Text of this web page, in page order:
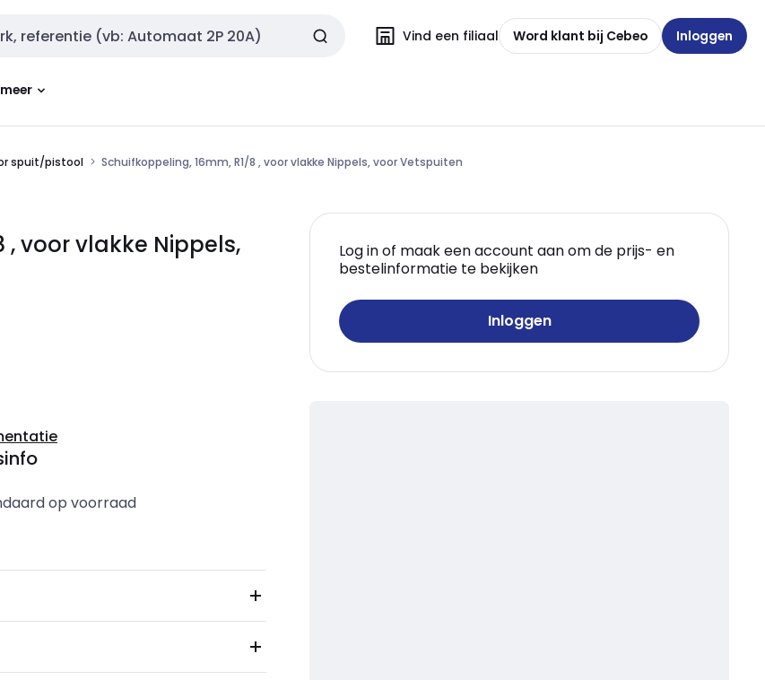
Vind een filiaal Word klant bij Cebeo Inloggen
spuit/pistool Schuifkoppeling, 16mm, R1/8 , voor vlakke Nippels, voor Vetspuiten
, voor vlakke Nippels,
Log in of maak een account aan om de prijs- en
bestelinformatie te bekijken
Inloggen
op voorraad